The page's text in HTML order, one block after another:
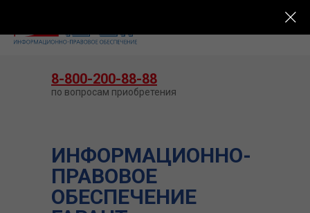
ИНФОРМАЦИОННО-
ПРАВОВОЕ
ОБЕСПЕЧЕНИЕ
8-800-200-88-88
по вопросам приобретения